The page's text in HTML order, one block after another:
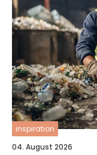
inspiration
04. August 2026